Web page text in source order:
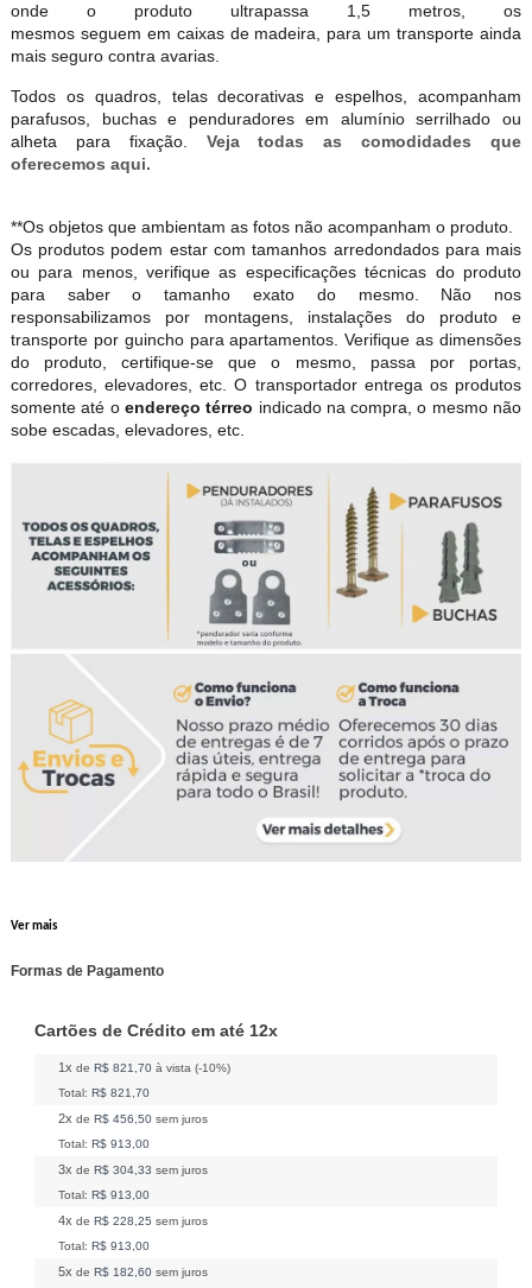
onde o produto ultrapassa 1,5 metros, os
mesmos seguem em caixas de madeira, para um transporte ainda
mais seguro contra avarias.
Todos os quadros, telas decorativas e espelhos, acompanham
parafusos, buchas e penduradores em alumínio serrilhado ou
alheta para fixação. Veja todas as comodidades que
oferecemos aqui.
**Os objetos que ambientam as fotos não acompanham o produto.
Os produtos podem estar com tamanhos arredondados para mais
ou para menos, verifique as especificações técnicas do produto
para saber o tamanho exato do mesmo. Não nos
responsabilizamos por montagens, instalações do produto e
transporte por guincho para apartamentos. Verifique as dimensões
do produto, certifique-se que o mesmo, passa por portas,
corredores, elevadores, etc. O transportador entrega os produtos
somente até o endereço térreo indicado na compra, o mesmo não
sobe escadas, elevadores, etc.
Ver mais
Formas de Pagamento
Cartões de Crédito em até 12x
1x de R$ 821,70 à vista (-10%)
Total: R$ 821,70
2x de R$ 456,50 sem juros
Total: R$ 913,00
3x de R$ 304,33 sem juros
Total: R$ 913,00
4x de R$ 228,25 sem juros
Total: R$ 913,00
5x de R$ 182,60 sem juros